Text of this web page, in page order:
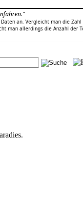
an. Vergleicht man die
man allerdings die Anzahl der